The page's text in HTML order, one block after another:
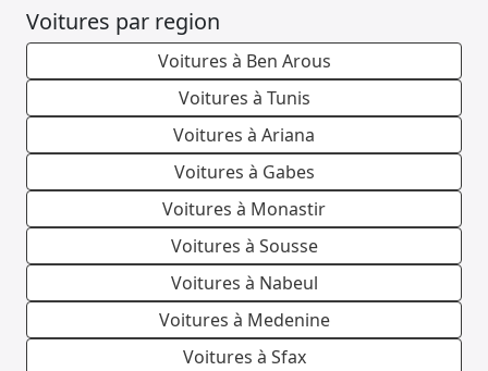
Voitures par region
Voitures à Ben Arous
Voitures à Tunis
Voitures à Ariana
Voitures à Gabes
Voitures à Monastir
Voitures à Sousse
Voitures à Nabeul
Voitures à Medenine
Voitures à Sfax